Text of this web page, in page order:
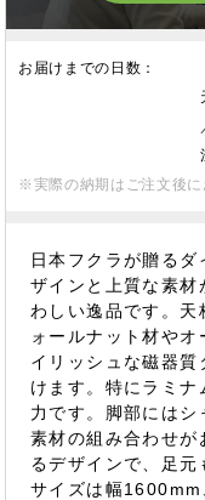
お届けまでの日数：
※実際の納期はご注文後に
日本フクラが贈る
ザインと上質な素材
わしい逸品です。天
ォールナット材や
イリッシュな磁器
けます。特にラミ
力です。脚部には
素材の組み合わせが
るデザインで、足元
サイズは幅